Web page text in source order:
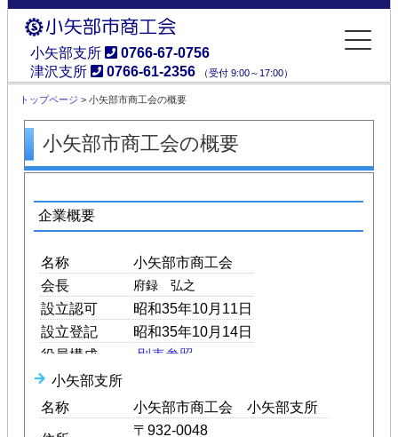
小矢部市商工会
小矢部支所
0766-67-0756
津沢支所
0766-61-2356 （受付 9:00～17:00）
トップページ > 小矢部市商工会の概要
小矢部市商工会の概要
企業概要
名称
小矢部市商工会
会長
府録 弘之
設立認可
昭和35年10月11日
設立登記
昭和35年10月14日
役員構成
別表参照
小矢部支所
名称
小矢部市商工会 小矢部支所
〒932-0048